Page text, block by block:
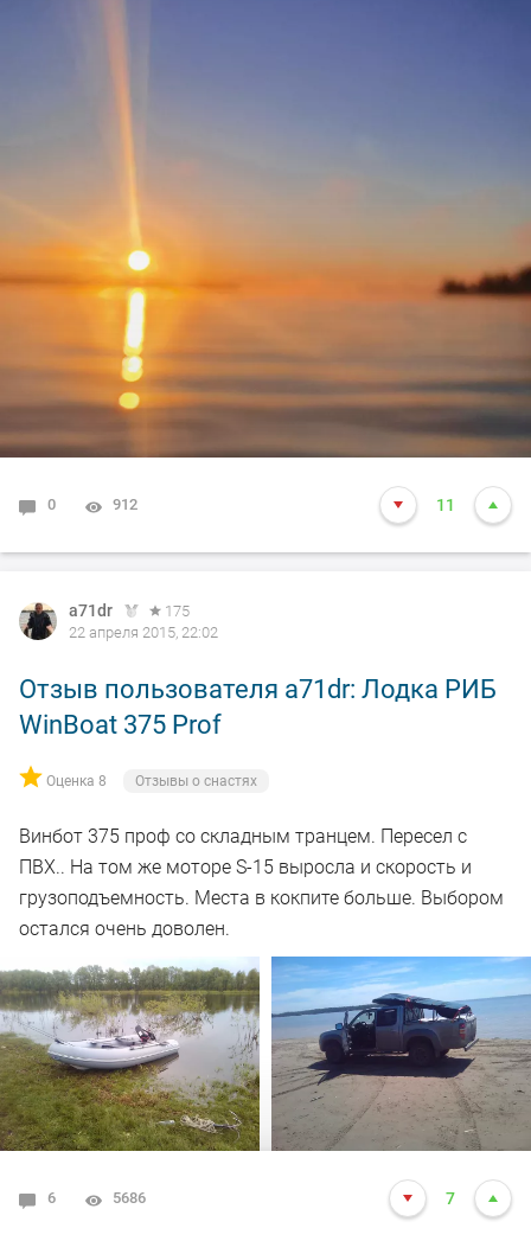
0 912 11
a71dr
175
22 апреля 2015, 22:02
Отзыв пользователя a71dr: Лодка РИБ
WinBoat 375 Prof
Оценка 8 Отзывы о снастях
Винбот 375 проф со складным транцем. Пересел с
ПВХ.. На том же моторе S-15 выросла и скорость и
грузоподъемность. Места в кокпите больше. Выбором
остался очень доволен.
6 5686 7